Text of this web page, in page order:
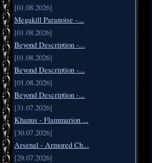
[01.08.2026]
Megakill Paranoise -...
[01.08.2026]
Beyond Description -...
[01.08.2026]
Beyond Description -...
[01.08.2026]
Beyond Description -...
[31.07.2026]
Khanus - Flammarion ...
[30.07.2026]
Arsenal - Armored Ch...
[29.07.2026]